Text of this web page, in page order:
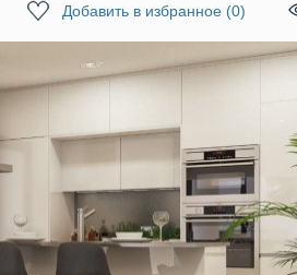
Добавить в избранное (0)